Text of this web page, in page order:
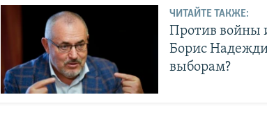
ЧИТАЙТЕ ТАКЖЕ:
Против войны
Борис
выборам?